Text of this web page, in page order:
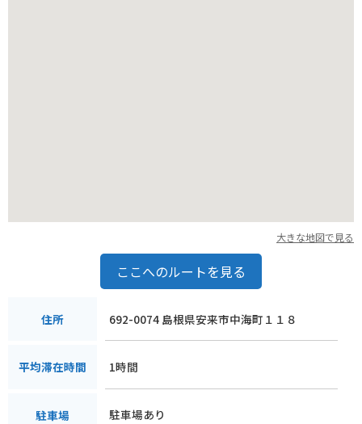
大きな地図で見る
ここへのルートを見る
住所 692-0074 島根県安来市中海町１１８
平均滞在時間 1時間
駐車場 駐車場あり